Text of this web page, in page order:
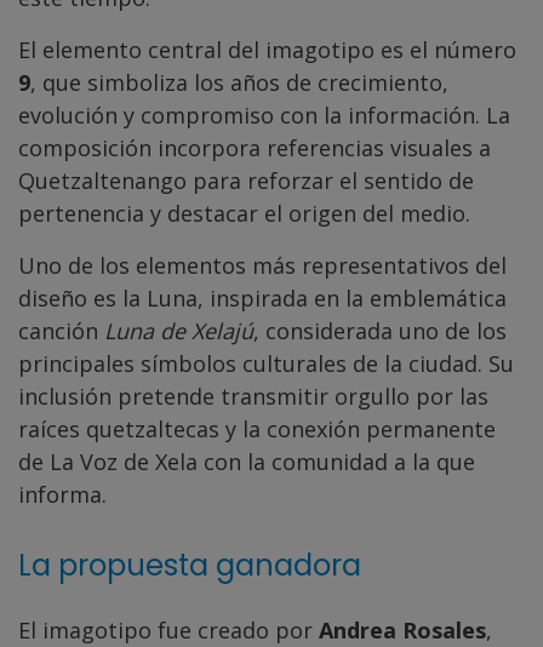
El elemento central del imagotipo es el número
9, que simboliza los años de crecimiento,
evolución y compromiso con la información. La
composición incorpora referencias visuales a
Quetzaltenango para reforzar el sentido de
pertenencia y destacar el origen del medio.
Uno de los elementos más representativos del
diseño es la Luna, inspirada en la emblemática
canción Luna de Xelajú, considerada uno de los
principales símbolos culturales de la ciudad. Su
inclusión pretende transmitir orgullo por las
raíces quetzaltecas y la conexión permanente
de La Voz de Xela con la comunidad a la que
informa.
La propuesta ganadora
El imagotipo fue creado por Andrea Rosales,